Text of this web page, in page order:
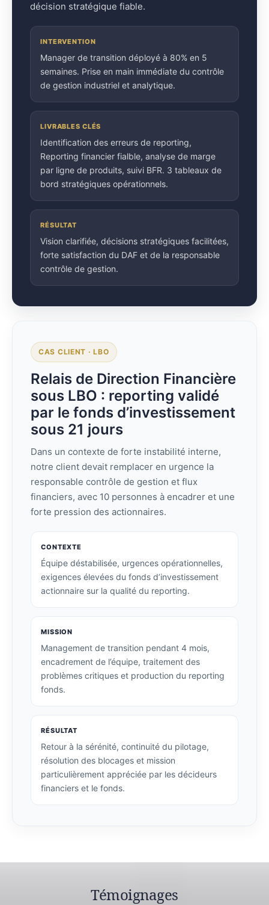
décision stratégique fiable.
INTERVENTION
Manager de transition déployé à 80% en 5
semaines. Prise en main immédiate du contrôle
de gestion industriel et analytique.
LIVRABLES CLÉS
Identification des erreurs de reporting,
Reporting financier fialble, analyse de marge
par ligne de produits, suivi BFR. 3 tableaux de
bord stratégiques opérationnels.
RÉSULTAT
Vision clarifiée, décisions stratégiques facilitées,
forte satisfaction du DAF et de la responsable
contrôle de gestion.
CAS CLIENT · LBO
Relais de Direction Financière
sous LBO : reporting validé
par le fonds d’investissement
sous 21 jours
Dans un contexte de forte instabilité interne,
notre client devait remplacer en urgence la
responsable contrôle de gestion et flux
financiers, avec 10 personnes à encadrer et une
forte pression des actionnaires.
CONTEXTE
Équipe déstabilisée, urgences opérationnelles,
exigences élevées du fonds d’investissement
actionnaire sur la qualité du reporting.
MISSION
Management de transition pendant 4 mois,
encadrement de l’équipe, traitement des
problèmes critiques et production du reporting
fonds.
RÉSULTAT
Retour à la sérénité, continuité du pilotage,
résolution des blocages et mission
particulièrement appréciée par les décideurs
financiers et le fonds.
Témoignages